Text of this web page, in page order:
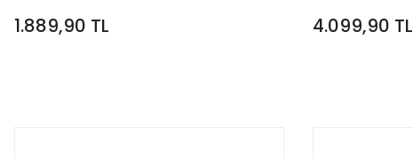
1.889,90 TL 4.099,90 TL